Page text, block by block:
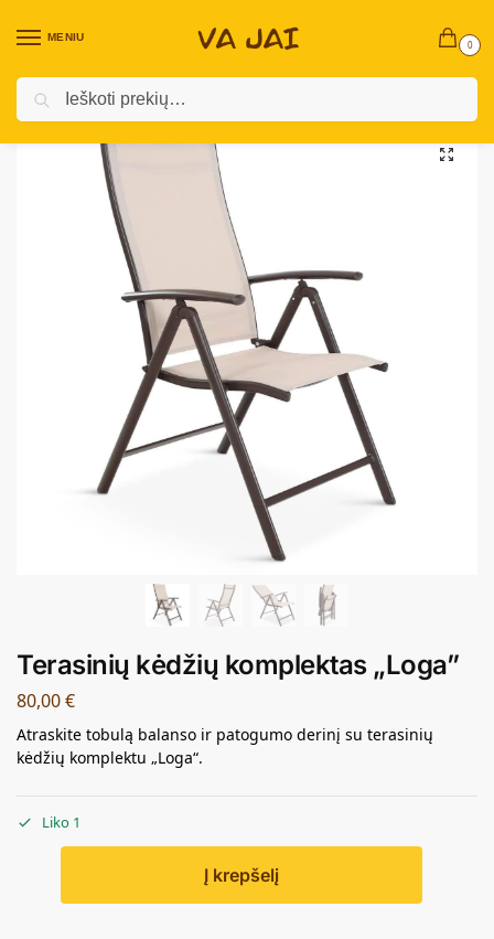
MENIU
0
Pradžia / Terasiniai baldai
Terasinių kėdžių komplektas „Loga”
80,00€
Atraskite tobulą balanso ir patogumo derinį su terasinių
kėdžių komplektu „Loga“.
Liko 1
Į krepšelį